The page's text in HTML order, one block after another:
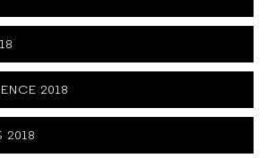
2018
2018